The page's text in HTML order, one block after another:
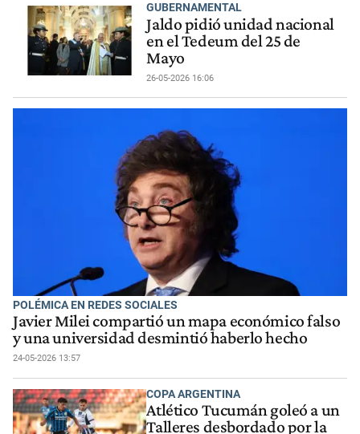
GUBERNAMENTAL
Jaldo pidió unidad nacional
en el Tedeum del 25 de
Mayo
26-05-2026 16:06
POLÉMICA EN REDES SOCIALES
Javier Milei compartió un mapa económico falso
y una universidad desmintió haberlo hecho
24-05-2026 13:57
COPA ARGENTINA
Atlético Tucumán goleó a un
Talleres desbordado por la